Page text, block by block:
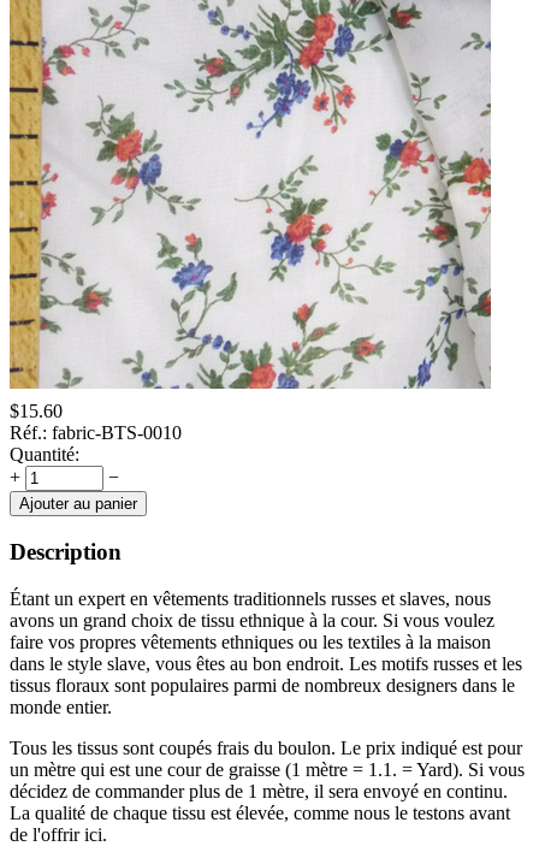
$15.60
Réf.: fabric-BTS-0010
Quantité:
+
−
Ajouter au panier
Description
Étant un expert en vêtements traditionnels russes et slaves, nous
avons un grand choix de tissu ethnique à la cour. Si vous voulez
faire vos propres vêtements ethniques ou les textiles à la maison
dans le style slave, vous êtes au bon endroit. Les motifs russes et les
tissus floraux sont populaires parmi de nombreux designers dans le
monde entier.
Tous les tissus sont coupés frais du boulon. Le prix indiqué est pour
un mètre qui est une cour de graisse (1 mètre = 1.1. = Yard). Si vous
décidez de commander plus de 1 mètre, il sera envoyé en continu.
La qualité de chaque tissu est élevée, comme nous le testons avant
de l'offrir ici.